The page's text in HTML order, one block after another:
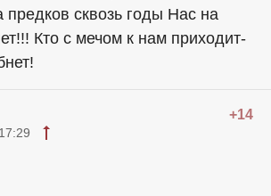
предков сквозь годы Нас на
Кто с мечом к нам приходит-
+14